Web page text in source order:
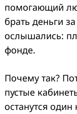
помогающий
брать деньги
ослышались:
фонде.
Почему так?
пустые
останутся